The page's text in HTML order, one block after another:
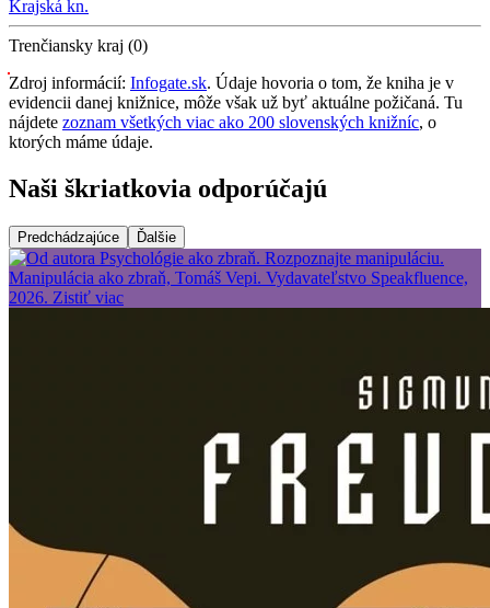
Krajská kn.
Trenčiansky kraj (0)
Zdroj informácií: Infogate.sk. Údaje hovoria o tom, že kniha je v
evidencii danej knižnice, môže však už byť aktuálne požičaná. Tu
nájdete zoznam všetkých viac ako 200 slovenských knižníc, o
ktorých máme údaje.
Naši škriatkovia odporúčajú
Predchádzajúce Ďalšie